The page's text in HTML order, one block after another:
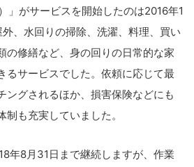
」がサービスを開始したのは2016年1
、水回りの掃除、洗濯、料理、買い
の修繕など、身の回りの日常的な家
るサービスでした。依頼に応じて最
ングされるほか、損害保険などにも
も充実していました。
年8月31日まで継続しますが、作業